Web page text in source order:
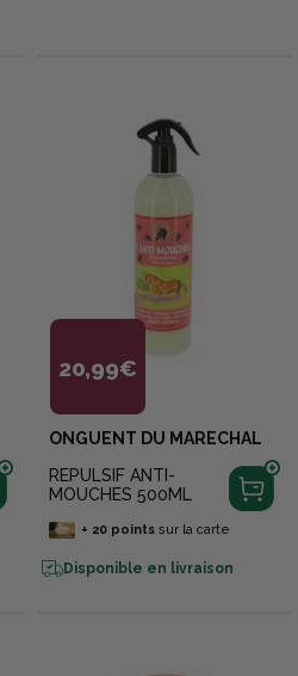
20,99€
ONGUENT DU MARECHAL
REPULSIF ANTI-
MOUCHES 500ML
+ 20pointssur la carte
Disponible en livraison